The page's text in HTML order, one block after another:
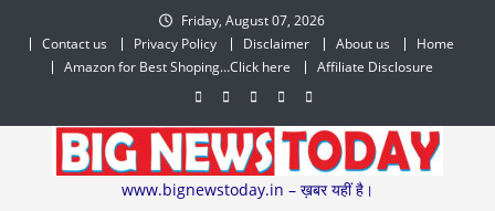
content
Friday, August 07, 2026
Contact us
Privacy Policy Disclaimer About us
Home
Amazon for Best Shoping…Click here
Affiliate Disclosure
www.bignewstoday.in – ख़बर यहीं है।